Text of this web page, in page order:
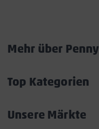
Mehr über Penny
Top Kategorien
Unsere Märkte